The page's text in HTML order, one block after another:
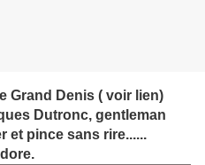
Grand Denis ( voir lien)
Dutronc, gentleman
et pince sans rire......